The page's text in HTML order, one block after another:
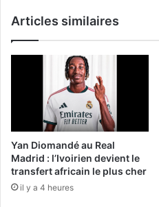
Articles similaires
Yan Diomandé au Real
Madrid : l’Ivoirien devient le
transfert africain le plus cher
il y a 4 heures